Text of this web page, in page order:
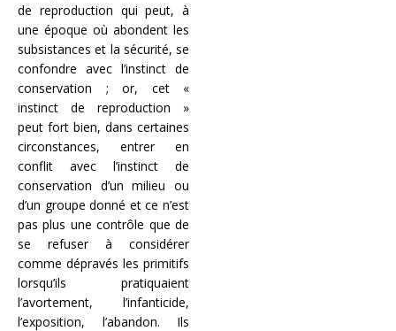
de reproduction qui peut, à
une époque où abondent les
subsistances et la sécurité, se
confondre avec l’instinct de
conservation ; or, cet «
instinct de reproduction »
peut fort bien, dans certaines
circonstances, entrer en
conflit avec l’instinct de
conservation d’un milieu ou
d’un groupe donné et ce n’est
pas plus une contrôle que de
se refuser à considérer
comme dépravés les primitifs
lorsqu’ils pratiquaient
l’avortement, l’infanticide,
l’exposition, l’abandon. Ils